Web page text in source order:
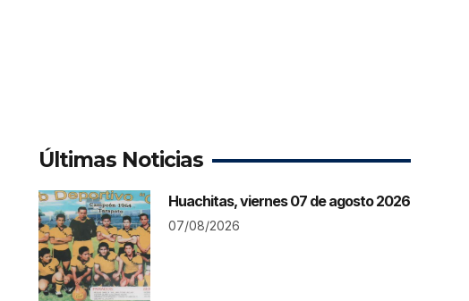
Últimas Noticias
Huachitas, viernes 07 de agosto 2026
07/08/2026